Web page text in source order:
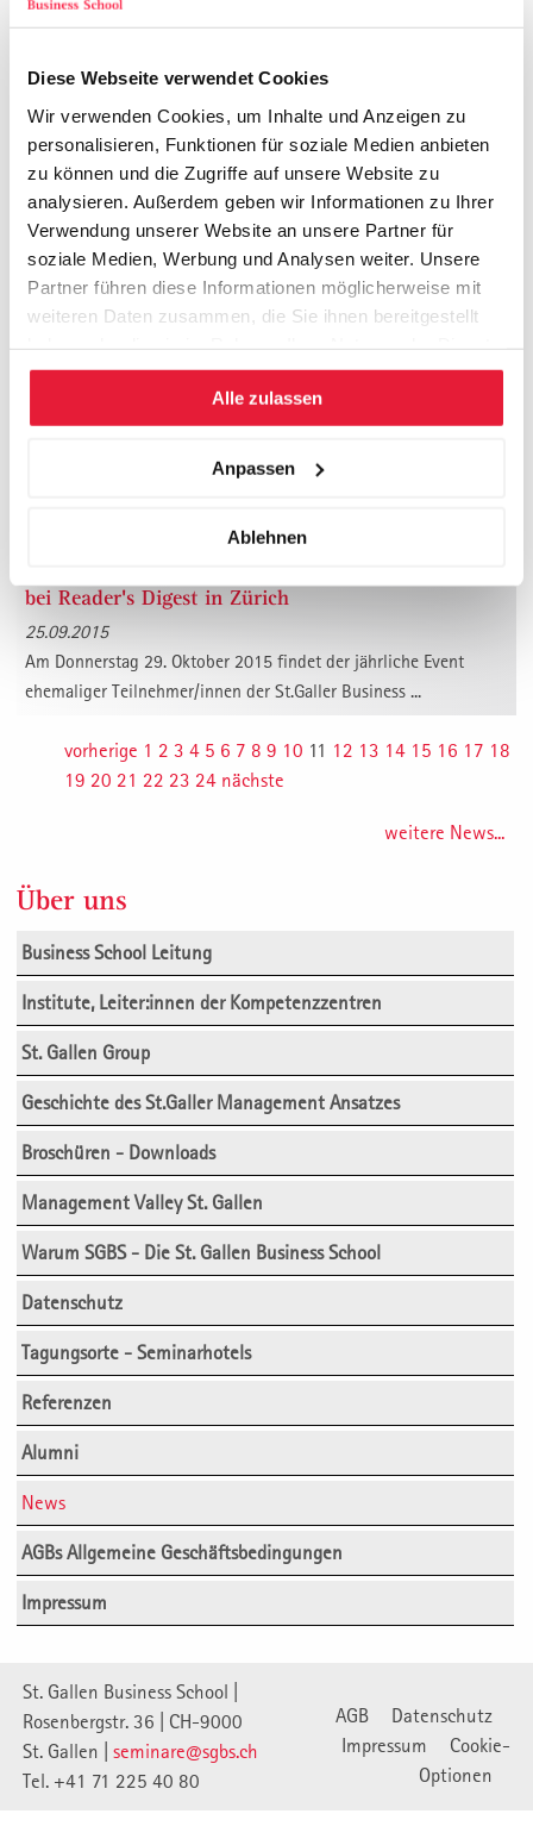
Diese Webseite verwendet Cookies
Wir verwenden Cookies, um Inhalte und Anzeigen zu
personalisieren, Funktionen für soziale Medien anbieten
zu können und die Zugriffe auf unsere Website zu
analysieren. Außerdem geben wir Informationen zu Ihrer
Verwendung unserer Website an unsere Partner für
soziale Medien, Werbung und Analysen weiter. Unsere
Partner führen diese Informationen möglicherweise mit
weiteren Daten zusammen, die Sie ihnen bereitgestellt
gesammelt haben.
Alle zulassen
Anpassen
Ablehnen
27.10.2015
Universität Krakau die feierliche Verleihung de...
Nachlese 13. St. Galler Management-Kongress 2015
12.10.2015
Gewohnt spannungserzeugend begrüsste Dr. Christian Abegglen
als Präsident des Verwaltungsrates der St. Galler...
Vorankündigung - Letzter Band der
Meilensteinreihe
30.09.2015
Band 6 "Corporate Dynamics: Unternehmensentwicklung
Herzliche Gratulation zum Abschluss 2014/2015
bei Reader's Digest in Zürich
25.09.2015
Am Donnerstag 29. Oktober 2015 findet der jährliche Event
ehemaliger Teilnehmer/innen der St.Galler Business ...
vorherige 1 2 3 4 5 6 7 8 9 10 11 12 13 14 15 16 17 18
19 20 21 22 23 24 nächste
weitere News...
Über uns
Business School Leitung
Institute, Leiter:innen der Kompetenzzentren
St. Gallen Group
Geschichte des St.Galler Management Ansatzes
Broschüren - Downloads
Management Valley St. Gallen
Warum SGBS - Die St. Gallen Business School
Datenschutz
Tagungsorte - Seminarhotels
Referenzen
Alumni
News
AGBs Allgemeine Geschäftsbedingungen
Impressum
St. Gallen Business School |
Rosenbergstr. 36 | CH-9000
St. Gallen | seminare@sgbs.ch
Tel. +41 71 225 40 80
AGB
Datenschutz
Impressum
Cookie-
Optionen